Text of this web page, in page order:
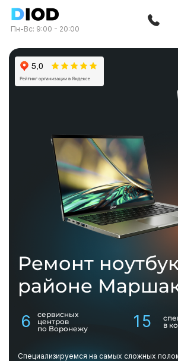
Пн-Вс: 9:00 - 20:00
Ремонт
районе
6
сервисных
центров
по Воронежу
15
в
Специализируемся на самых сложных